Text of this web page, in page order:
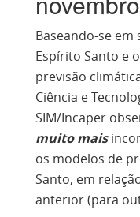
Baseando-se
Espírito Santo e
previsão
Ciência e
SIM/Incaper
muito mais
os modelos de
Santo, em
anterior (para